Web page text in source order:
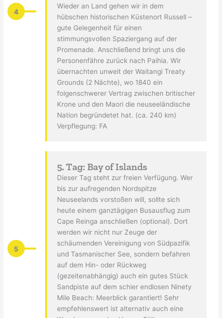
4
Wieder an Land gehen wir in dem
hübschen historischen Küstenort Russell –
gute Gelegenheit für einen
stimmungsvollen Spaziergang auf der
Promenade. Anschließend bringt uns die
Personenfähre zurück nach Paihia. Wir
übernachten unweit der Waitangi Treaty
Grounds (2 Nächte), wo 1840 ein
folgenschwerer Vertrag zwischen britischer
Krone und den Maori die neuseeländische
Nation begründetet hat. (ca. 240 km)
Verpflegung: FA
5
5. Tag: Bay of Islands
Dieser Tag steht zur freien Verfügung. Wer
bis zur aufregenden Nordspitze
Neuseelands vorstoßen will, sollte sich
heute einem ganztägigen Busausflug zum
Cape Reinga anschließen (optional). Dort
werden wir nicht nur Zeuge der
schäumenden Vereinigung von Südpazifik
und Tasmanischer See, sondern befahren
auf dem Hin- oder Rückweg
(gezeitenabhängig) auch ein gutes Stück
Sandpiste auf dem schier endlosen Ninety
Mile Beach: Meerblick garantiert! Sehr
empfehlenswert ist alternativ auch eine